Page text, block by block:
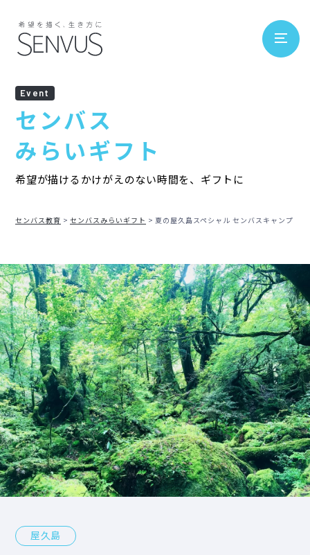
Event
センバス
みらいギフト
希望が描けるかけがえのない時間を、ギフトに
センバス教育 センバスみらいギフト 夏の屋久島スペシャル センバスキャンプ
屋久島